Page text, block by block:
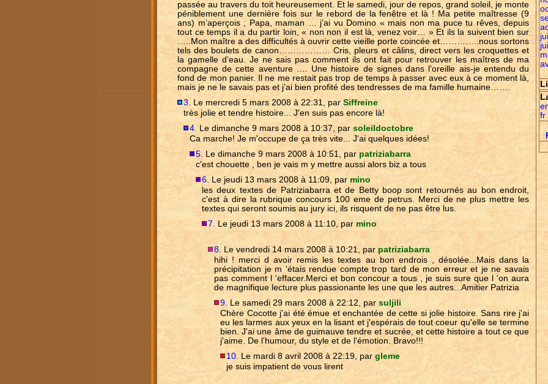
passée au travers du toit heureusement. Et le samedi, jour de repos, grand soleil, je monte
péniblement une dernière fois sur le rebord de la fenêtre et là ! Ma petite maîtresse (9
ans) m’aperçois ; Papa, maman … j’ai vu Domino « mais non ma puce tu rêves, depuis
tout ce temps il a du partir loin, « non non il est là, venez voir… » Et ils la suivent bien sur
…..Mon maître a des difficultés à ouvrir cette vieille porte coincée et…………..nous sortons
tels des boulets de canon……………… Cris, pleurs et câlins, direct vers les croquettes et
la gamelle d’eau. Je ne sais pas comment ils ont fait pour retrouver les maîtres de ma
compagne de cette aventure …. Une histoire de signes dans l’oreille ais-je entendu du
fond de mon panier. Il ne me restait pas trop de temps à passer avec eux à ce moment là,
mais je ne le savais pas et j’ai bien profité des tendresses de ma famille humaine…….
3. Le mercredi 5 mars 2008 à 22:31, par Siffreine
très jolie et tendre histoire... J'en suis pas encore là!
4. Le dimanche 9 mars 2008 à 10:37, par soleildoctobre
Ca marche! Je m'occupe de ça très vite... J'ai quelques idées!
5. Le dimanche 9 mars 2008 à 10:51, parpatriziabarra
c'est chouette , ben je vais m y mettre aussi alors biz a tous
6. Le jeudi 13 mars 2008 à 11:09, par mino
les deux textes de Patriziabarra et de Betty boop sont retournés au bon endroit,
c'est à dire la rubrique concours 100 eme de petrus. Merci de ne plus mettre les
textes qui seront soumis au jury ici, ils risquent de ne pas être lus.
7.
Le jeudi 13 mars 2008 à 11:10, parmino
8. Le vendredi 14 mars 2008 à 10:21, par patriziabarra
hihi ! merci d avoir remis les textes au bon endrois , désolée...Mais dans la
précipitation je m 'étais rendue compte trop tard de mon erreur et je ne savais
pas comment l 'effacer.Merci et bon concour a tous , je suis sure que l 'on aura
de magnifique lecture plus passionante les une que les autres...Amitier Patrizia
9. Le samedi 29 mars 2008 à 22:12, par suljili
Chère Cocotte j'ai été émue et enchantée de cette si jolie histoire. Sans rire j'ai
eu les larmes aux yeux en la lisant et j'espérais de tout coeur qu'elle se termine
bien. J'ai une âme de guimauve tendre et sucrée, et cette histoire a tout ce que
j'aime. De l'humour, du style et de l'émotion. Bravo!!!
10. Le mardi 8 avril 2008 à 22:19, par gleme
je suis impatient de vous lirent
fr